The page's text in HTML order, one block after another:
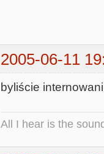
2005-06-11
byliście
All I hear is the